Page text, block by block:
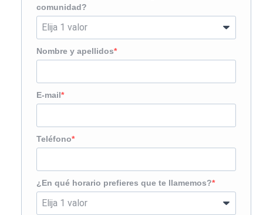
comunidad?
Nombre y apellidos
E-mail
Teléfono
¿En qué horario prefieres que te llamemos?